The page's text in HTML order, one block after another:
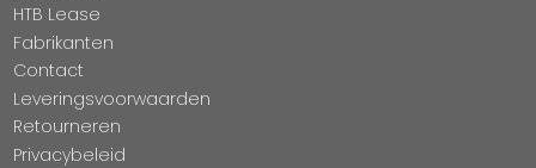
HTB Lease
Fabrikanten
Contact
Leveringsvoorwaarden
Retourneren
Privacybeleid